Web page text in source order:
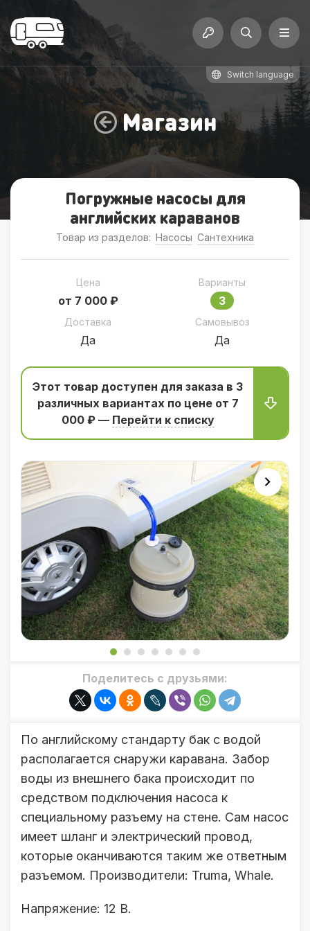
Switch language
Магазин
Погружные насосы для
английских караванов
Товар из разделов: Насосы Сантехника
Цена
от 7 000 ₽
Варианты
3
Доставка
Да
Самовывоз
Да
Этот товар доступен для заказа в 3
различных вариантаx по цене от 7
000 ₽ — Перейти к списку
Поделитесь с друзьями:
По английскому стандарту бак с водой
располагается снаружи каравана. Забор
воды из внешнего бака происходит по
средством подключения насоса к
специальному разъему на стене. Сам насос
имеет шланг и электрический провод,
которые оканчиваются таким же ответным
разъемом. Производители: Truma, Whale.
Напряжение: 12 В.